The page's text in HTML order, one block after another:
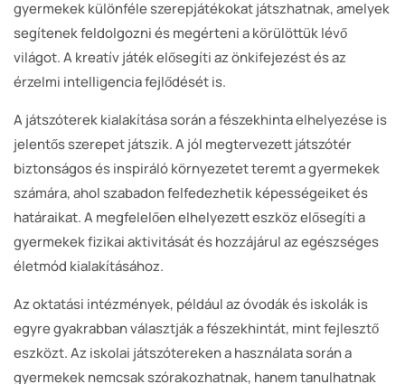
gyermekek különféle szerepjátékokat játszhatnak, amelyek
segítenek feldolgozni és megérteni a körülöttük lévő
világot. A kreatív játék elősegíti az önkifejezést és az
érzelmi intelligencia fejlődését is.
A játszóterek kialakítása során a fészekhinta elhelyezése is
jelentős szerepet játszik. A jól megtervezett játszótér
biztonságos és inspiráló környezetet teremt a gyermekek
számára, ahol szabadon felfedezhetik képességeiket és
határaikat. A megfelelően elhelyezett eszköz elősegíti a
gyermekek fizikai aktivitását és hozzájárul az egészséges
életmód kialakításához.
Az oktatási intézmények, például az óvodák és iskolák is
egyre gyakrabban választják a fészekhintát, mint fejlesztő
eszközt. Az iskolai játszótereken a használata során a
gyermekek nemcsak szórakozhatnak, hanem tanulhatnak